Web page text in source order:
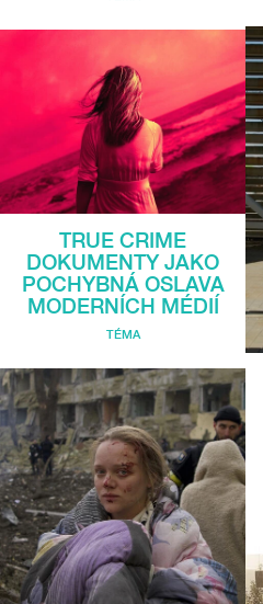
TRUE CRIME
DOKUMENTY JAKO
POCHYBNÁ OSLAVA
MODERNÍCH MÉDIÍ
TÉMA